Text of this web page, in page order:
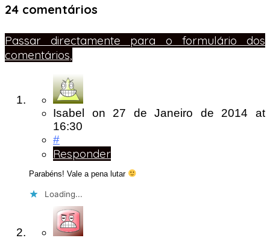
24 comentários
Passar directamente para o formulário dos
comentários,
Isabel on 27 de Janeiro de 2014at
16:30
#
Responder
Parabéns! Vale a pena lutar
Loading...